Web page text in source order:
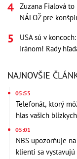
Zuzana Fialová
NÁLOŽ pre
USA sú v
Iránom! Rady
NAJNOVŠIE
05:55
Telefonát, ktorý
hlas vašich
05:01
NBS upozorňuje
klienti sa